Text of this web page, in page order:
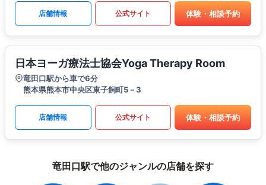
店舗情報 公式サイト 体験・相談予約
日本ヨーガ療法士協会Yoga Therapy Room
竜田口駅から車で6分
熊本県熊本市中央区東子飼町5－3
店舗情報 公式サイト 体験・相談予約
竜田口駅で他のジャンルの店舗を探す